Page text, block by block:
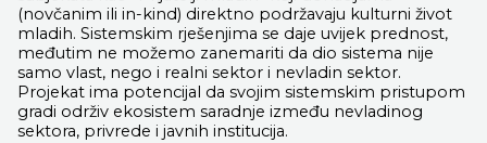
(novčanim ili in-kind) direktno podržavaju kulturni život
mladih. Sistemskim rješenjima se daje uvijek prednost,
međutim ne možemo zanemariti da dio sistema nije
samo vlast, nego i realni sektor i nevladin sektor.
Projekat ima potencijal da svojim sistemskim pristupom
gradi održiv ekosistem saradnje između nevladinog
sektora, privrede i javnih institucija.